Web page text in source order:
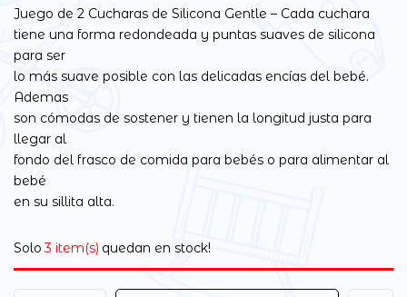
Juego de 2 Cucharas de Silicona Gentle – Cada cuchara
tiene una forma redondeada y puntas suaves de silicona
para ser
lo más suave posible con las delicadas encías del bebé.
Ademas
son cómodas de sostener y tienen la longitud justa para
llegar al
fondo del frasco de comida para bebés o para alimentar al
bebé
en su sillita alta.
Solo 3 item(s) quedan en stock!